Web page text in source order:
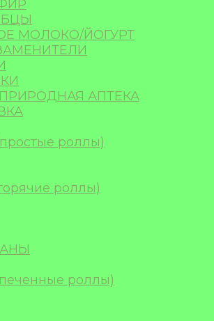
МОЛОКО/ЙОГУРТ
АПТЕКА
роллы)
роллы)
роллы)